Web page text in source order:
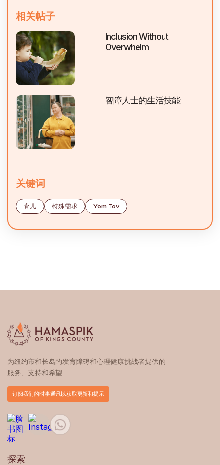
相关帖子
Inclusion Without
Overwhelm
智障人士的生活技能
关键词
育儿 特殊需求 Yom Tov
为纽约市和长岛的发育障碍和心理健康挑战者提供的
服务、支持和希望
订阅我们的时事通讯以获取更新和提示
探索